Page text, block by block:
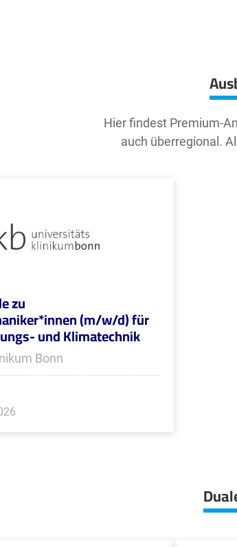
Hier findest Premium-
auch überregional.
zu
(m/w/d) für
und Klimatechnik
Bonn